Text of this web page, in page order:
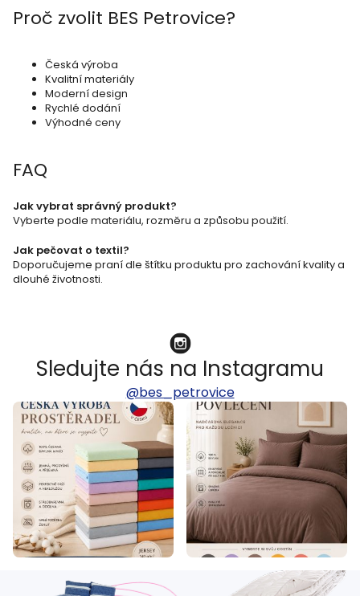
c
p
Proč zvolit BES Petrovice?
Česká výroba
Kvalitní materiály
Moderní design
Rychlé dodání
Výhodné ceny
FAQ
Jak vybrat správný produkt?
Vyberte podle materiálu, rozměru a způsobu použití.
Jak pečovat o textil?
Doporučujeme praní dle štítku produktu pro zachování kvality a
dlouhé životnosti.
Sledujte nás na Instagramu
@bes_petrovice